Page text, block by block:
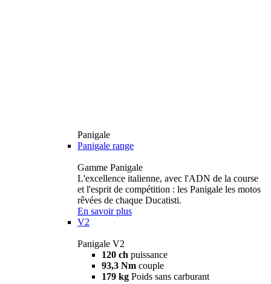
Panigale
Panigale range
Gamme Panigale
L'excellence italienne, avec l'ADN de la course
et l'esprit de compétition : les Panigale les motos
rêvées de chaque Ducatisti.
En savoir plus
V2
Panigale V2
120 ch puissance
93,3 Nm couple
179 kg Poids sans carburant